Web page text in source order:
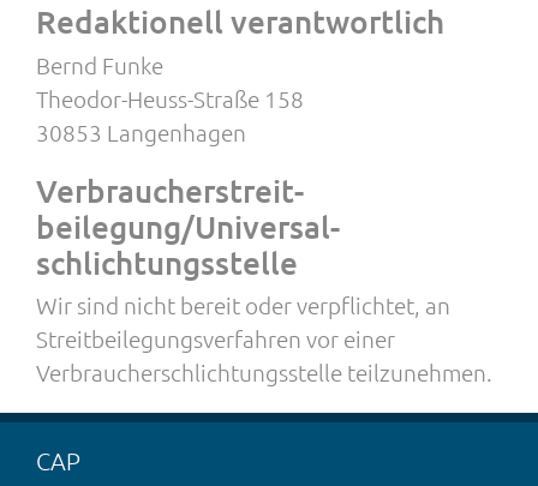
Redaktionell verantwortlich
Bernd Funke
Theodor-Heuss-Straße 158
30853 Langenhagen
Verbraucher­streit­
beilegung/Universal­
schlichtungs­stelle
Wir sind nicht bereit oder verpflichtet, an
Streitbeilegungsverfahren vor einer
Verbraucherschlichtungsstelle teilzunehmen.
CAP